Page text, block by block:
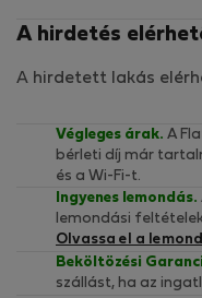
A hirdetés
A hirdetett lakás
Végleges árak. A
bérleti díj már
és a Wi-Fi-t.
Ingyenes lemondás.
lemondási
Olvassa el a
Beköltözési
szállást, ha az